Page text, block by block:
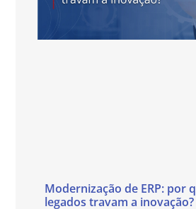
Modernização de ERP: por
legados travam a inovação?